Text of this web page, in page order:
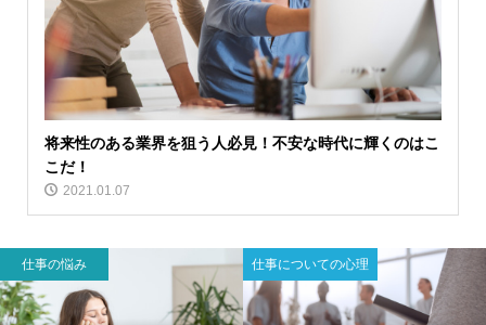
将来性のある業界を狙う人必見！不安な時代に輝くのはこ
こだ！
2021.01.07
仕事の悩み 仕事についての心理